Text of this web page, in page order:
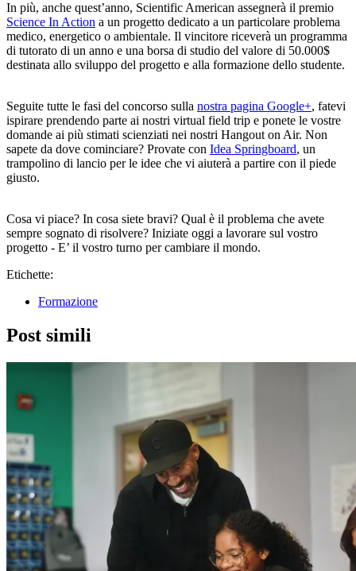
In più, anche quest’anno, Scientific American assegnerà il premio
Science In Action a un progetto dedicato a un particolare problema
medico, energetico o ambientale. Il vincitore riceverà un programma
di tutorato di un anno e una borsa di studio del valore di 50.000$
destinata allo sviluppo del progetto e alla formazione dello studente.
Seguite tutte le fasi del concorso sulla nostra pagina Google+, fatevi
ispirare prendendo parte ai nostri virtual field trip e ponete le vostre
domande ai più stimati scienziati nei nostri Hangout on Air. Non
sapete da dove cominciare? Provate con Idea Springboard, un
trampolino di lancio per le idee che vi aiuterà a partire con il piede
giusto.
Cosa vi piace? In cosa siete bravi? Qual è il problema che avete
sempre sognato di risolvere? Iniziate oggi a lavorare sul vostro
progetto - E’ il vostro turno per cambiare il mondo.
Etichette:
Formazione
Post simili